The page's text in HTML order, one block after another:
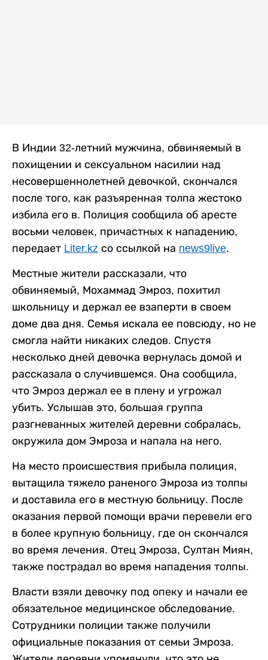
В Индии 32-летний мужчина, обвиняемый в
похищении и сексуальном насилии над
несовершеннолетней девочкой, скончался
после того, как разъяренная толпа жестоко
избила его в. Полиция сообщила об аресте
восьми человек, причастных к нападению,
передает Liter.kz со ссылкой на news9live.
Местные жители рассказали, что
обвиняемый, Мохаммад Эмроз, похитил
школьницу и держал ее взаперти в своем
доме два дня. Семья искала ее повсюду, но не
смогла найти никаких следов. Спустя
несколько дней девочка вернулась домой и
рассказала о случившемся. Она сообщила,
что Эмроз держал ее в плену и угрожал
убить. Услышав это, большая группа
разгневанных жителей деревни собралась,
окружила дом Эмроза и напала на него.
На место происшествия прибыла полиция,
вытащила тяжело раненого Эмроза из толпы
и доставила его в местную больницу. После
оказания первой помощи врачи перевели его
в более крупную больницу, где он скончался
во время лечения. Отец Эмроза, Султан Миян,
также пострадал во время нападения толпы.
Власти взяли девочку под опеку и начали ее
обязательное медицинское обследование.
Сотрудники полиции также получили
официальные показания от семьи Эмроза.